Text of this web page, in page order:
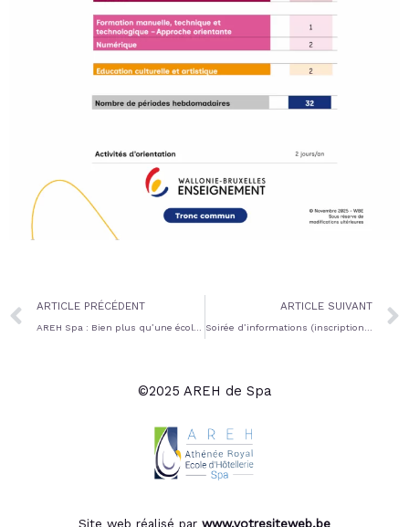
Prev
ARTICLE PRÉCÉDENT ARTICLE SUIVANT
©2025 AREH de Spa
Site web réalisé par www.votresiteweb.be